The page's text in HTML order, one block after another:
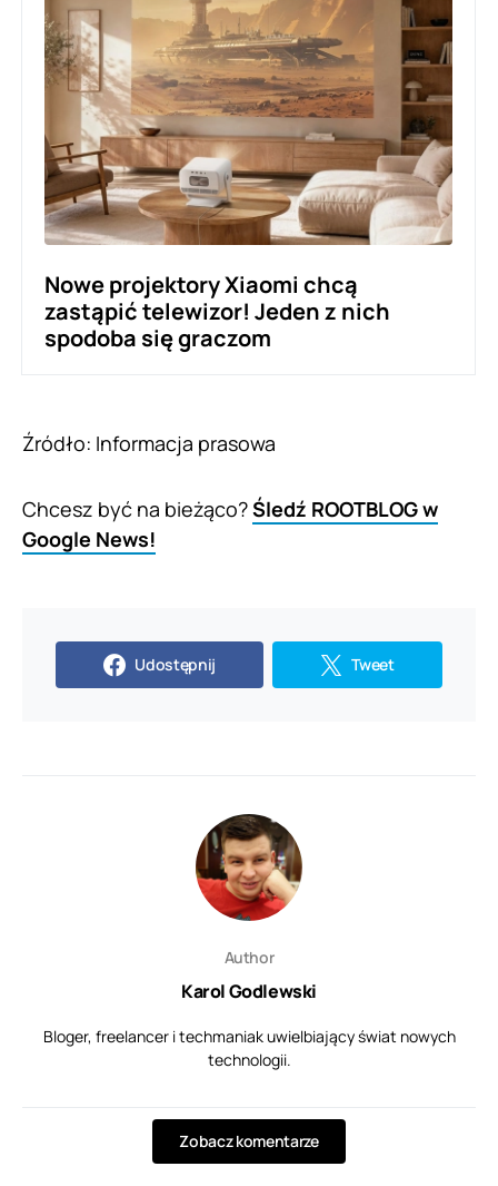
Nowe projektory Xiaomi chcą
zastąpić telewizor! Jeden z nich
spodoba się graczom
Źródło: Informacja prasowa
Chcesz być na bieżąco?Śledź ROOTBLOG w
Google News!
Udostępnij Tweet
Author
Karol Godlewski
Bloger, freelancer i techmaniak uwielbiający świat nowych
technologii.
Zobacz komentarze